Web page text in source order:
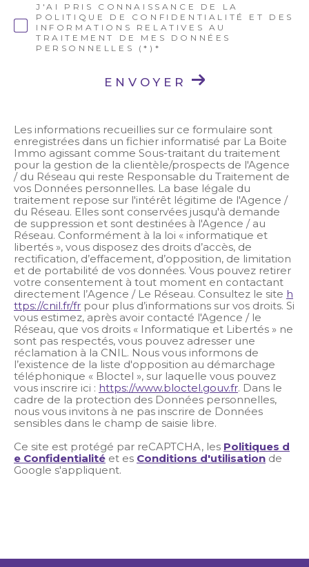
J'AI PRIS CONNAISSANCE DE LA
POLITIQUE DE CONFIDENTIALITÉ ET DES
INFORMATIONS RELATIVES AU
TRAITEMENT DE MES DONNÉES
PERSONNELLES (*)*
ENVOYER
Les informations recueillies sur ce formulaire sont
enregistrées dans un fichier informatisé par La Boite
Immo agissant comme Sous-traitant du traitement
pour la gestion de la clientèle/prospects de l'Agence
/ du Réseau qui reste Responsable du Traitement de
vos Données personnelles. La base légale du
traitement repose sur l'intérêt légitime de l'Agence /
du Réseau. Elles sont conservées jusqu'à demande
de suppression et sont destinées à l'Agence / au
Réseau. Conformément à la loi « informatique et
libertés », vous disposez des droits d’accès, de
rectification, d’effacement, d’opposition, de limitation
et de portabilité de vos données. Vous pouvez retirer
votre consentement à tout moment en contactant
directement l’Agence / Le Réseau. Consultez le site h
ttps://cnil.fr/fr pour plus d’informations sur vos droits. Si
vous estimez, après avoir contacté l'Agence / le
Réseau, que vos droits « Informatique et Libertés » ne
sont pas respectés, vous pouvez adresser une
réclamation à la CNIL. Nous vous informons de
l’existence de la liste d'opposition au démarchage
téléphonique « Bloctel », sur laquelle vous pouvez
vous inscrire ici : https://www.bloctel.gouv.fr. Dans le
cadre de la protection des Données personnelles,
nous vous invitons à ne pas inscrire de Données
sensibles dans le champ de saisie libre.
Ce site est protégé par reCAPTCHA, les Politiques d
e Confidentialité et es Conditions d'utilisation de
Google s'appliquent.